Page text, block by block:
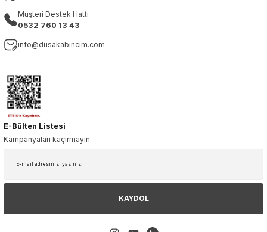
Müşteri Destek Hattı
0532 760 13 43
info@dusakabincim.com
E-Bülten Listesi
Kampanyaları kaçırmayın
KAYDOL